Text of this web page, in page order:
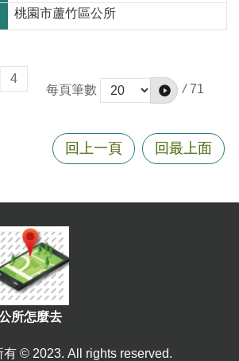
桃園市蘆竹區公所
4
每頁筆數
/ 71
回上一頁 回最上面
所怎麼去
有 © 2023. All rights reserved.